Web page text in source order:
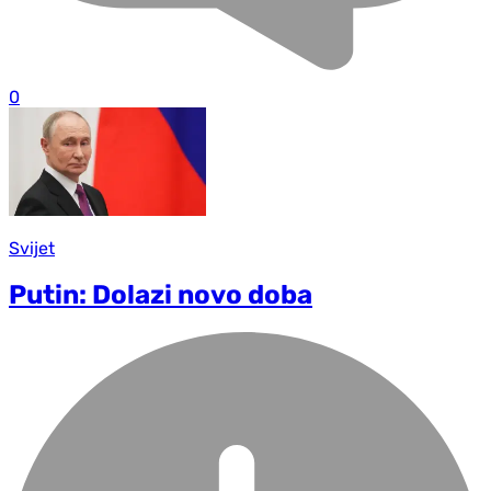
0
Svijet
Putin: Dolazi novo doba